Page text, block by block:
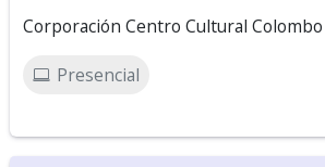
Corporación Centro Cultural
Presencial